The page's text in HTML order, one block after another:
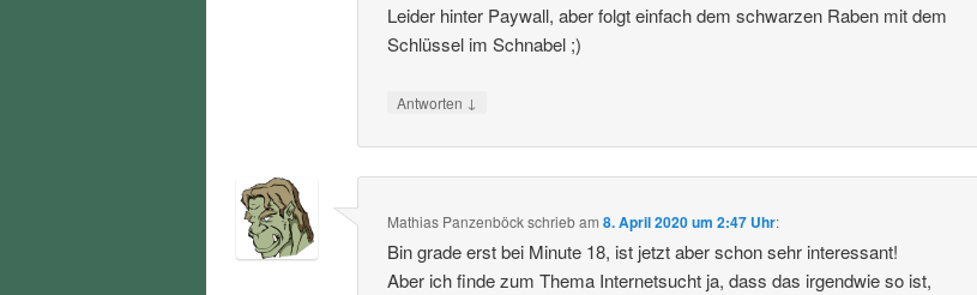
Leider hinter Paywall, aber folgt einfach dem schwarzen Raben mit dem
Schlüssel im Schnabel ;)
Antworten ↓
Mathias Panzenböckschriebam8. April 2020 um 2:47 Uhr:
Bin grade erst bei Minute 18, ist jetzt aber schon sehr interessant!
Aber ich finde zum Thema Internetsucht ja, dass das irgendwie so ist,